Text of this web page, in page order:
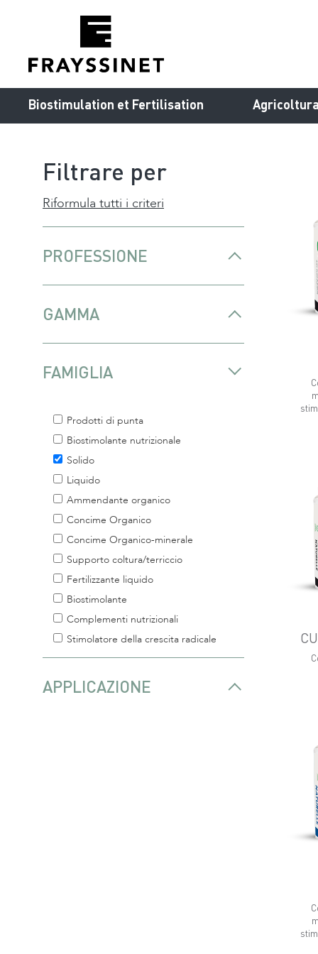
Biostimulation et Fertilisation
Filtrare per
Riformula tutti i criteri
PROFESSIONE
GAMMA
FAMIGLIA
Prodotti di punta
Biostimolante nutrizionale
Solido
Liquido
Ammendante organico
Concime Organico
Concime Organico-minerale
Supporto coltura/terriccio
Fertilizzante liquido
Biostimolante
Complementi nutrizionali
Stimolatore della crescita radicale
APPLICAZIONE